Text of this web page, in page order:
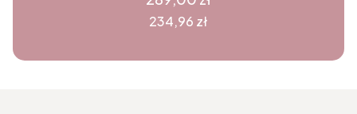
Cena
234,96 zł